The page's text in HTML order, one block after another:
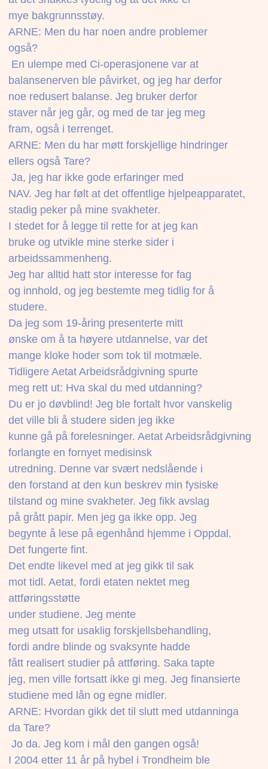
mye bakgrunnsstøy.
ARNE: Men du har noen andre problemer
også?
 En ulempe med Ci-operasjonene var at
balansenerven ble påvirket, og jeg har derfor
noe redusert balanse. Jeg bruker derfor
staver når jeg går, og med de tar jeg meg
fram, også i terrenget.
ARNE: Men du har møtt forskjellige hindringer
ellers også Tare?
 Ja, jeg har ikke gode erfaringer med
NAV. Jeg har følt at det offentlige hjelpeapparatet,
stadig peker på mine svakheter.
I stedet for å legge til rette for at jeg kan
bruke og utvikle mine sterke sider i
arbeidssammenheng.
Jeg har alltid hatt stor interesse for fag
og innhold, og jeg bestemte meg tidlig for å
studere.
Da jeg som 19-åring presenterte mitt
ønske om å ta høyere utdannelse, var det
mange kloke hoder som tok til motmæle.
Tidligere Aetat Arbeidsrådgivning spurte
meg rett ut: Hva skal du med utdanning?
Du er jo døvblind! Jeg ble fortalt hvor vanskelig
det ville bli å studere siden jeg ikke
kunne gå på forelesninger. Aetat Arbeidsrådgivning
forlangte en fornyet medisinsk
utredning. Denne var svært nedslående i
den forstand at den kun beskrev min fysiske
tilstand og mine svakheter. Jeg fikk avslag
på grått papir. Men jeg ga ikke opp. Jeg
begynte å lese på egenhånd hjemme i Oppdal.
Det fungerte fint.
Det endte likevel med at jeg gikk til sak
mot tidl. Aetat, fordi etaten nektet meg
attføringsstøtte
under studiene. Jeg mente
meg utsatt for usaklig forskjellsbehandling,
fordi andre blinde og svaksynte hadde
fått realisert studier på attføring. Saka tapte
jeg, men ville fortsatt ikke gi meg. Jeg finansierte
studiene med lån og egne midler.
ARNE: Hvordan gikk det til slutt med utdanninga
da Tare?
 Jo da. Jeg kom i mål den gangen også!
I 2004 etter 11 år på hybel i Trondheim ble